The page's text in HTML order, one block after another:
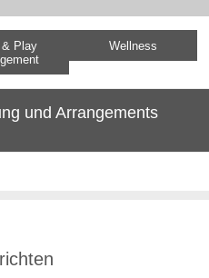
Play
Wellness
und Arrangements